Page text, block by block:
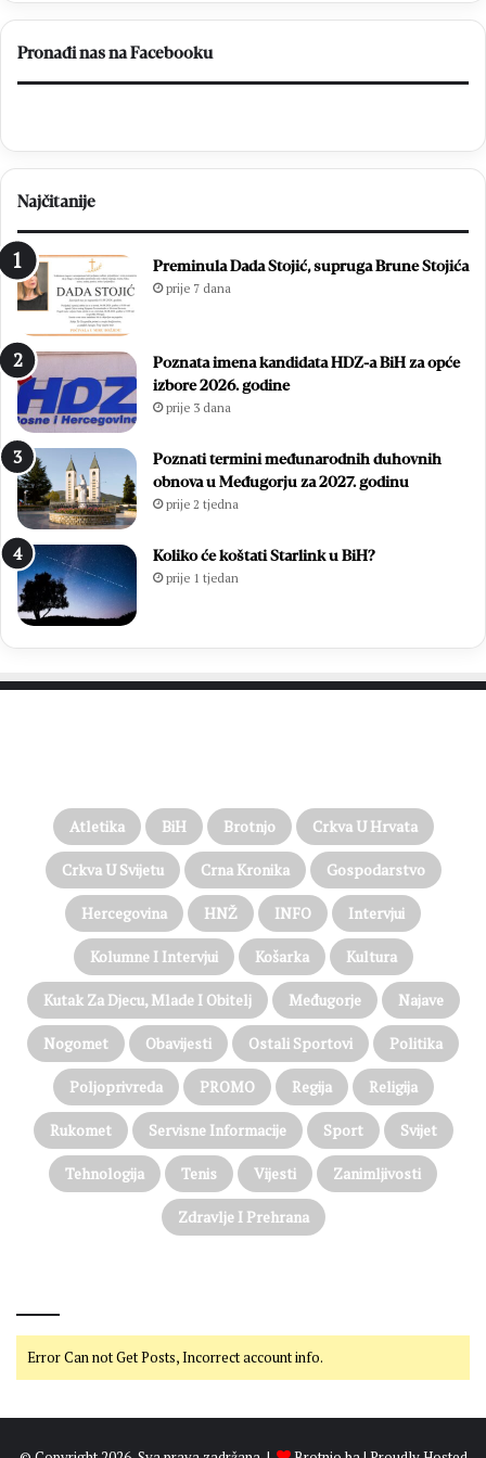
Pronađi nas na Facebooku
Najčitanije
Preminula Dada Stojić, supruga Brune Stojića
prije 7 dana
Poznata imena kandidata HDZ-a BiH za opće
izbore 2026. godine
prije 3 dana
Poznati termini međunarodnih duhovnih
obnova u Međugorju za 2027. godinu
prije 2 tjedna
Koliko će koštati Starlink u BiH?
prije 1 tjedan
Atletika BiH Brotnjo Crkva U Hrvata
Crkva U Svijetu Crna Kronika Gospodarstvo
Hercegovina HNŽ INFO Intervjui
Kolumne I Intervjui Košarka Kultura
Kutak Za Djecu, Mlade I Obitelj Međugorje Najave
Nogomet Obavijesti Ostali Sportovi Politika
Poljoprivreda PROMO Regija Religija
Rukomet Servisne Informacije Sport Svijet
Tehnologija Tenis Vijesti Zanimljivosti
Zdravlje I Prehrana
Error Can not Get Posts, Incorrect account info.